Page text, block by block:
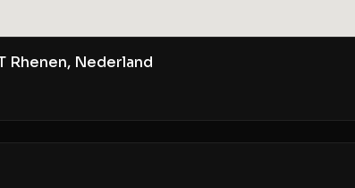
Rhenen, Nederland